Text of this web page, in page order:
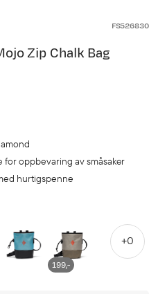
FS526830
Zip Chalk Bag
for oppbevaring av småsaker
hurtigspenne
199,-
+0